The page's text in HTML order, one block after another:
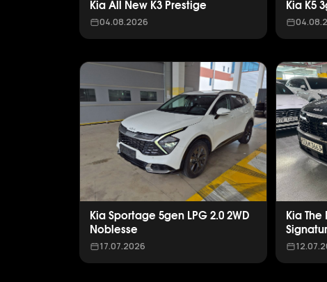
Kia All New K3 Prestige
04.08.2026
Kia K5
Kia Sportage 5gen LPG 2.0 2WD
Noblesse
17.07.2026
Kia The